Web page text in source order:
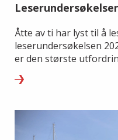
Åtte av ti har lyst til å
leserundersøkelsen
er den største